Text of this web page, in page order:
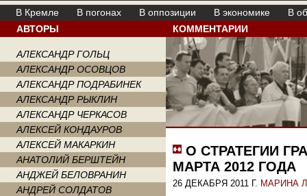
В Кремле
В погонах В оппозиции В экономике
В
АВТОРЫ
АЛЕКСАНДР ГОЛЬЦ
АЛЕКСАНДР ОСОВЦОВ
АЛЕКСАНДР ПОДРАБИНЕК
АЛЕКСАНДР РЫКЛИН
АЛЕКСАНДР ЧЕРКАСОВ
АЛЕКСЕЙ КОНДАУРОВ
АЛЕКСЕЙ МАКАРКИН
АНАТОЛИЙ БЕРШТЕЙН
АНДЖЕЙ БЕЛОВРАНИН
АНДРЕЙ СОЛДАТОВ
КОММЕНТАРИИ
О СТРАТЕГИИ
МАРТА 2012 ГОДА
26 ДЕКАБРЯ 2011 Г. МАРИНА